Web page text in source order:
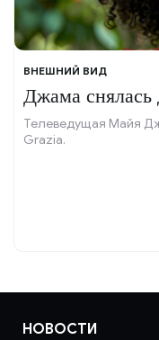
ВНЕШНИЙ ВИД
Джама снялась
Телеведущая Майя
Grazia.
НОВОСТИ